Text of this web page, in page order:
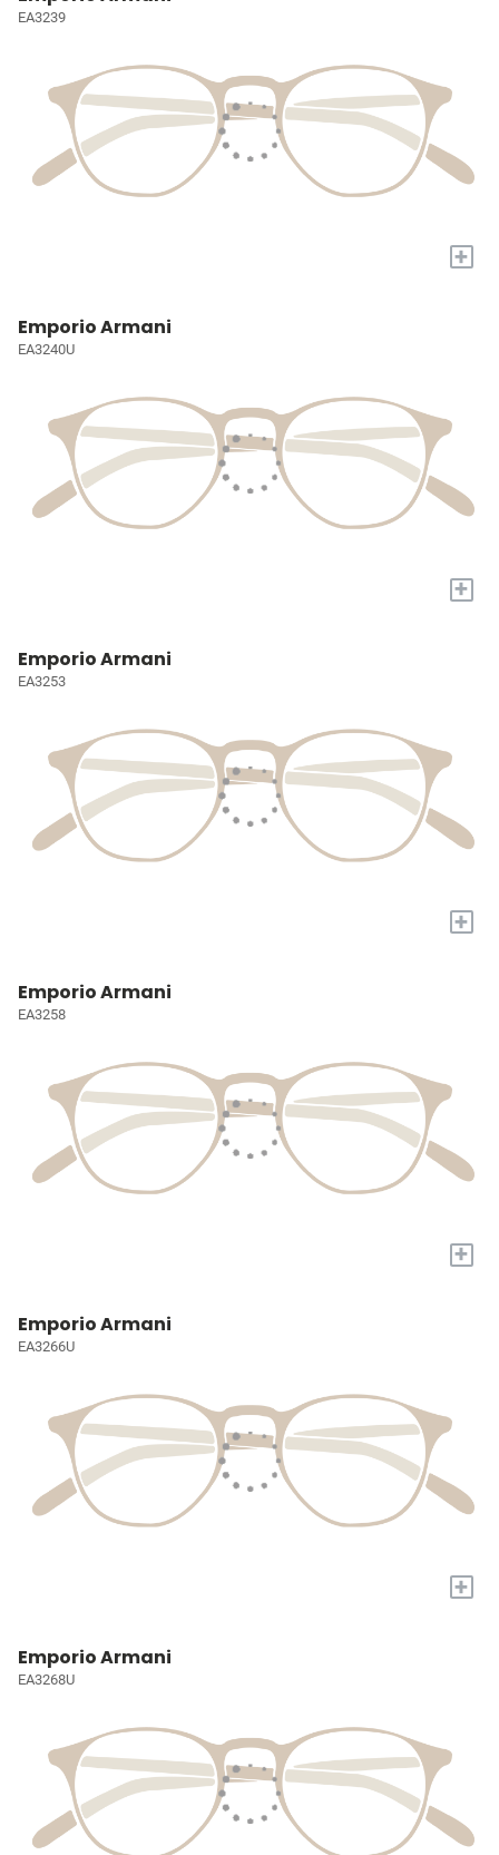
EA3239
+
Emporio Armani
EA3240U
+
Emporio Armani
EA3253
+
Emporio Armani
EA3258
+
Emporio Armani
EA3266U
+
Emporio Armani
EA3268U